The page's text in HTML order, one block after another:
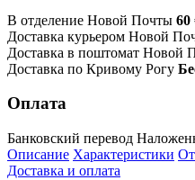
В отделение Новой Почты 60
Доставка курьером Новой
Доставка в поштомат Новой
Доставка по Кривому Рогу
Оплата
Банковский перевод
Описание Характеристики
Доставка и оплата